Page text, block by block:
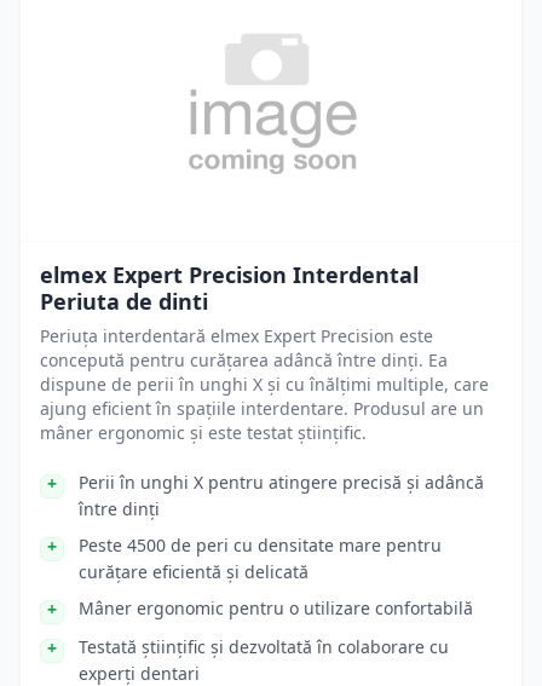
elmex Expert Precision Interdental
Periuta de dinti
Periuța interdentară elmex Expert Precision este
concepută pentru curățarea adâncă între dinți. Ea
dispune de perii în unghi X și cu înălțimi multiple, care
ajung eficient în spațiile interdentare. Produsul are un
mâner ergonomic și este testat științific.
Perii în unghi X pentru atingere precisă și adâncă
între dinți
Peste 4500 de peri cu densitate mare pentru
curățare eficientă și delicată
Mâner ergonomic pentru o utilizare confortabilă
Testată științific și dezvoltată în colaborare cu
experți dentari